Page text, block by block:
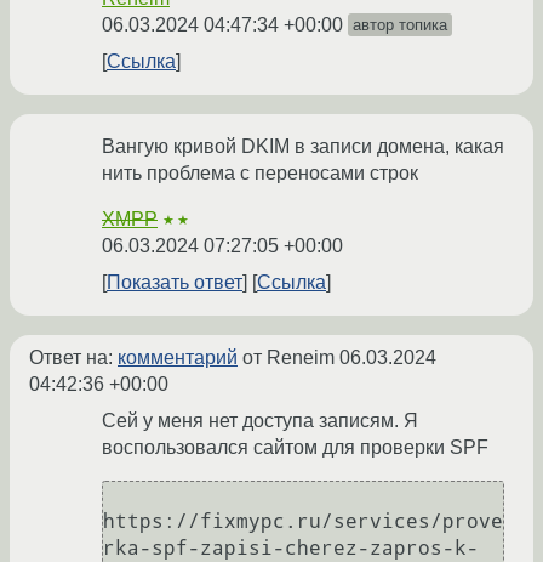
06.03.2024 04:47:34 +00:00 автор топика
Ссылка
Вангую кривой DKIM в записи домена, какая
нить проблема с переносами строк
XMPP ★★
06.03.2024 07:27:05 +00:00
Показать ответ
Ссылка
Ответ на: комментарий от Reneim 06.03.2024
04:42:36 +00:00
Сей у меня нет доступа записям. Я
воспользовался сайтом для проверки SPF
https://fixmypc.ru/services/prove
rka-spf-zapisi-cherez-zapros-k-